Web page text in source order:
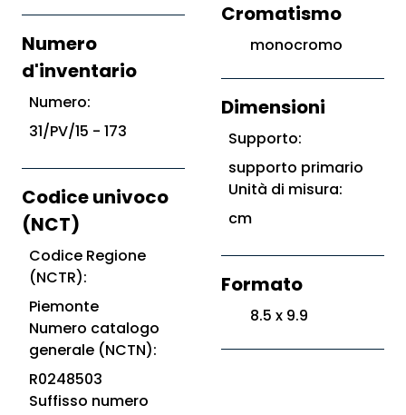
Numero
d'inventario
Numero:
31/PV/15 - 173
Codice univoco
(NCT)
Codice Regione
(NCTR):
Piemonte
Numero catalogo
generale (NCTN):
R0248503
Suffisso numero
Cromatismo
monocromo
Dimensioni
Supporto:
supporto primario
Unità di misura:
cm
Formato
8.5 x 9.9